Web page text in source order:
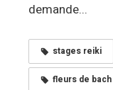
demande...
stages reiki
fleurs de bach